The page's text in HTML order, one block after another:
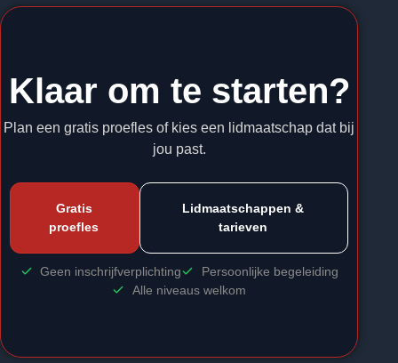
Klaar om te starten?
Plan een gratis proefles of kies een lidmaatschap dat bij
jou past.
Gratis
proefles
Lidmaatschappen &
tarieven
Geen inschrijfverplichting
Persoonlijke begeleiding
Alle niveaus welkom